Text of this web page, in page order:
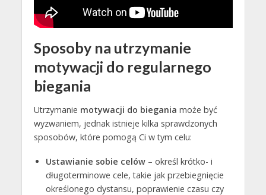
Sposoby na utrzymanie
motywacji do regularnego
biegania
Utrzymanie motywacji do biegania może być
wyzwaniem, jednak istnieje kilka sprawdzonych
sposobów, które pomogą Ci w tym celu:
Ustawianie sobie celów– określ krótko- i
długoterminowe cele, takie jak przebiegnięcie
określonego dystansu, poprawienie czasu czy